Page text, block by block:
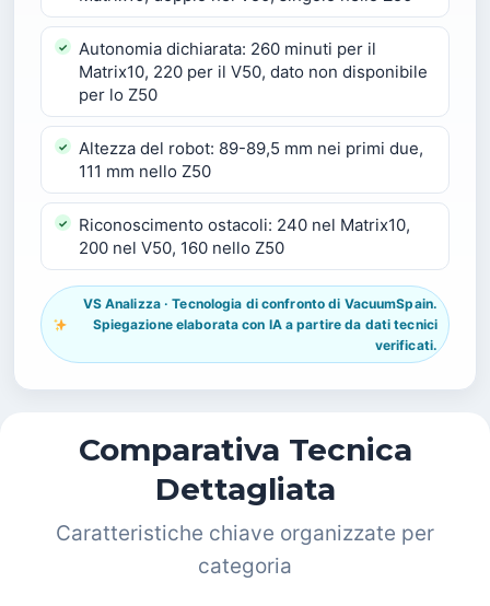
Autonomia dichiarata: 260 minuti per il
Matrix10, 220 per il V50, dato non disponibile
per lo Z50
Altezza del robot: 89-89,5 mm nei primi due,
111 mm nello Z50
Riconoscimento ostacoli: 240 nel Matrix10,
200 nel V50, 160 nello Z50
VS Analizza · Tecnologia di confronto di VacuumSpain.
Spiegazione elaborata con IA a partire da dati tecnici
verificati.
Comparativa Tecnica
Dettagliata
Caratteristiche chiave organizzate per
categoria